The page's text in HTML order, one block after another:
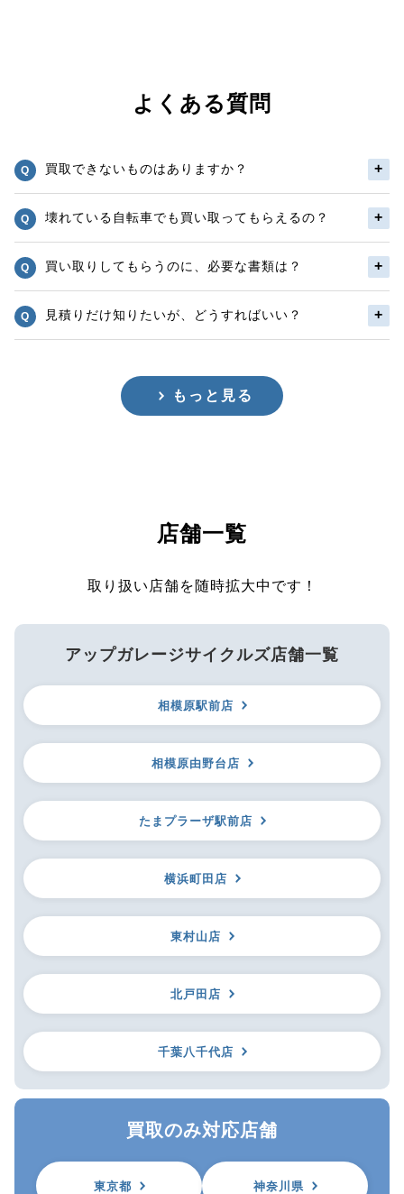
よくある質問
買取できないものはありますか？
壊れている自転車でも買い取ってもらえるの？
買い取りしてもらうのに、必要な書類は？
見積りだけ知りたいが、どうすればいい？
もっと見る
店舗一覧
取り扱い店舗を随時拡大中です！
アップガレージサイクルズ店舗一覧
相模原駅前店
相模原由野台店
たまプラーザ駅前店
横浜町田店
東村山店
北戸田店
千葉八千代店
買取のみ対応店舗
東京都 神奈川県